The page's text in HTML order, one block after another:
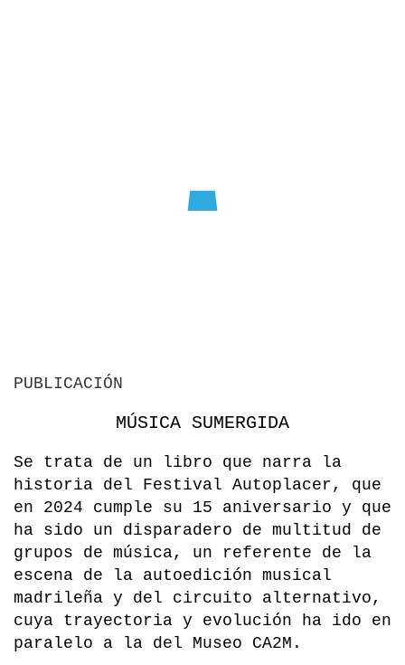
PUBLICACIÓN
MÚSICA SUMERGIDA
Se trata de un libro que narra la
historia del Festival Autoplacer, que
en 2024 cumple su 15 aniversario y que
ha sido un disparadero de multitud de
grupos de música, un referente de la
escena de la autoedición musical
madrileña y del circuito alternativo,
cuya trayectoria y evolución ha ido en
paralelo a la del Museo CA2M.